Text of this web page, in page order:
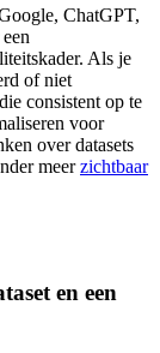
ChatGPT,
Als je
of niet
consistent op te
voor
over datasets
meerzichtbaar
en een